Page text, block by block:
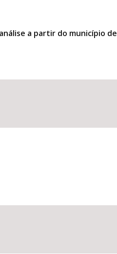
a partir do município de